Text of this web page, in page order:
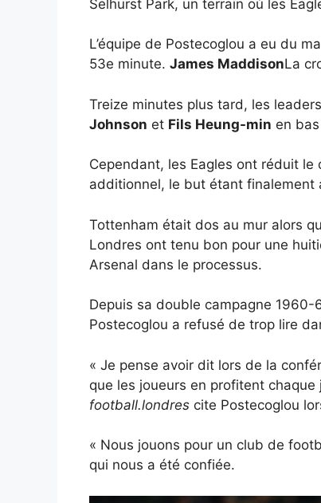
Selhurst Park, un terrain où les
L’équipe de Postecoglou a eu du
53e minute. James MaddisonLa
Treize minutes plus tard, les
Johnson et Fils Heung-min en
Cependant, les Eagles ont réduit
additionnel, le but étant finalement
Tottenham était dos au mur alors
Londres ont tenu bon pour une
Arsenal dans le processus.
Depuis sa double campagne 1960-
Postecoglou a refusé de trop lire
« Je pense avoir dit lors de la
que les joueurs en profitent
football.londres cite Postecoglou
« Nous jouons pour un club de
qui nous a été confiée.